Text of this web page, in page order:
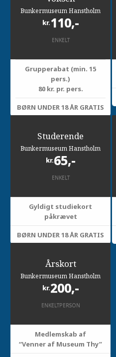
Bunkermuseum Hanstholm
kr.110,-
ENKELT
Grupperabat (min. 15
pers.)
80 kr. pr. pers.
BØRN UNDER 18 ÅR GRATIS
Studerende
Bunkermuseum Hanstholm
kr.65,-
ENKELT
Gyldigt studiekort
påkrævet
BØRN UNDER 18 ÅR GRATIS
Årskort
Bunkermuseum Hanstholm
kr.200,-
ENKELTPERSON
Medlemskab af
“Venner af Museum Thy”